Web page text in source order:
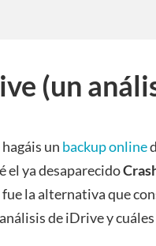
(un
un backup online
el ya desaparecido
fue la alternativa que
de iDrive y